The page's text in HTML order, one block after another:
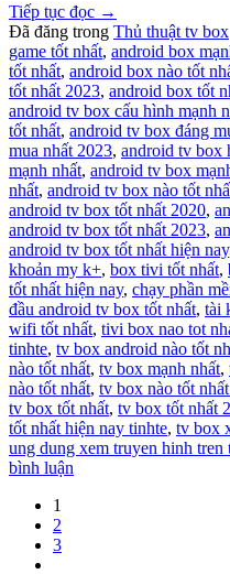
Tiếp tục đọc →
Đã đăng trong Thủ thuật tv box
game tốt nhất, android box
tốt nhất, android box nào tốt
tốt nhất 2023, android box tốt
android tv box cấu hình mạnh
tốt nhất, android tv box đáng
mua nhất 2023, android tv box
mạnh nhất, android tv box
nhất, android tv box nào tốt
android tv box tốt nhất 2020,
android tv box tốt nhất 2023,
android tv box tốt nhất hiện nay
khoản my k+, box tivi tốt nhất,
tốt nhất hiện nay, chạy phần
đầu android tv box tốt nhất, tài
wifi tốt nhất, tivi box nao tot
tinhte, tv box android nào tốt
nào tốt nhất, tv box mạnh nhất,
nào tốt nhất, tv box nào tốt
tv box tốt nhất, tv box tốt nhất
tốt nhất hiện nay tinhte, tv box
ung dung xem truyen hinh tren
bình luận
1
2
3